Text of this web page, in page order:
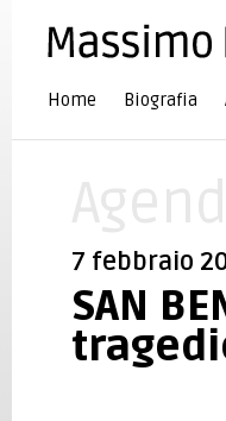
Home Biografia
7 febbraio
SAN